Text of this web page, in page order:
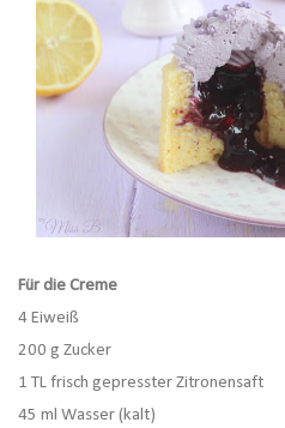
Für die Creme
4 Eiweiß
200 g Zucker
1 TL frisch gepresster Zitronensaft
45 ml Wasser (kalt)